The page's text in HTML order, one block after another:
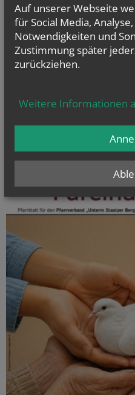
Ich stimme der
Ich habe dieInformationen
Auf unserer Webseite
für Social Media,
Notwendigkeiten und
Zustimmung später
zurückziehen.
Weitere Informationen